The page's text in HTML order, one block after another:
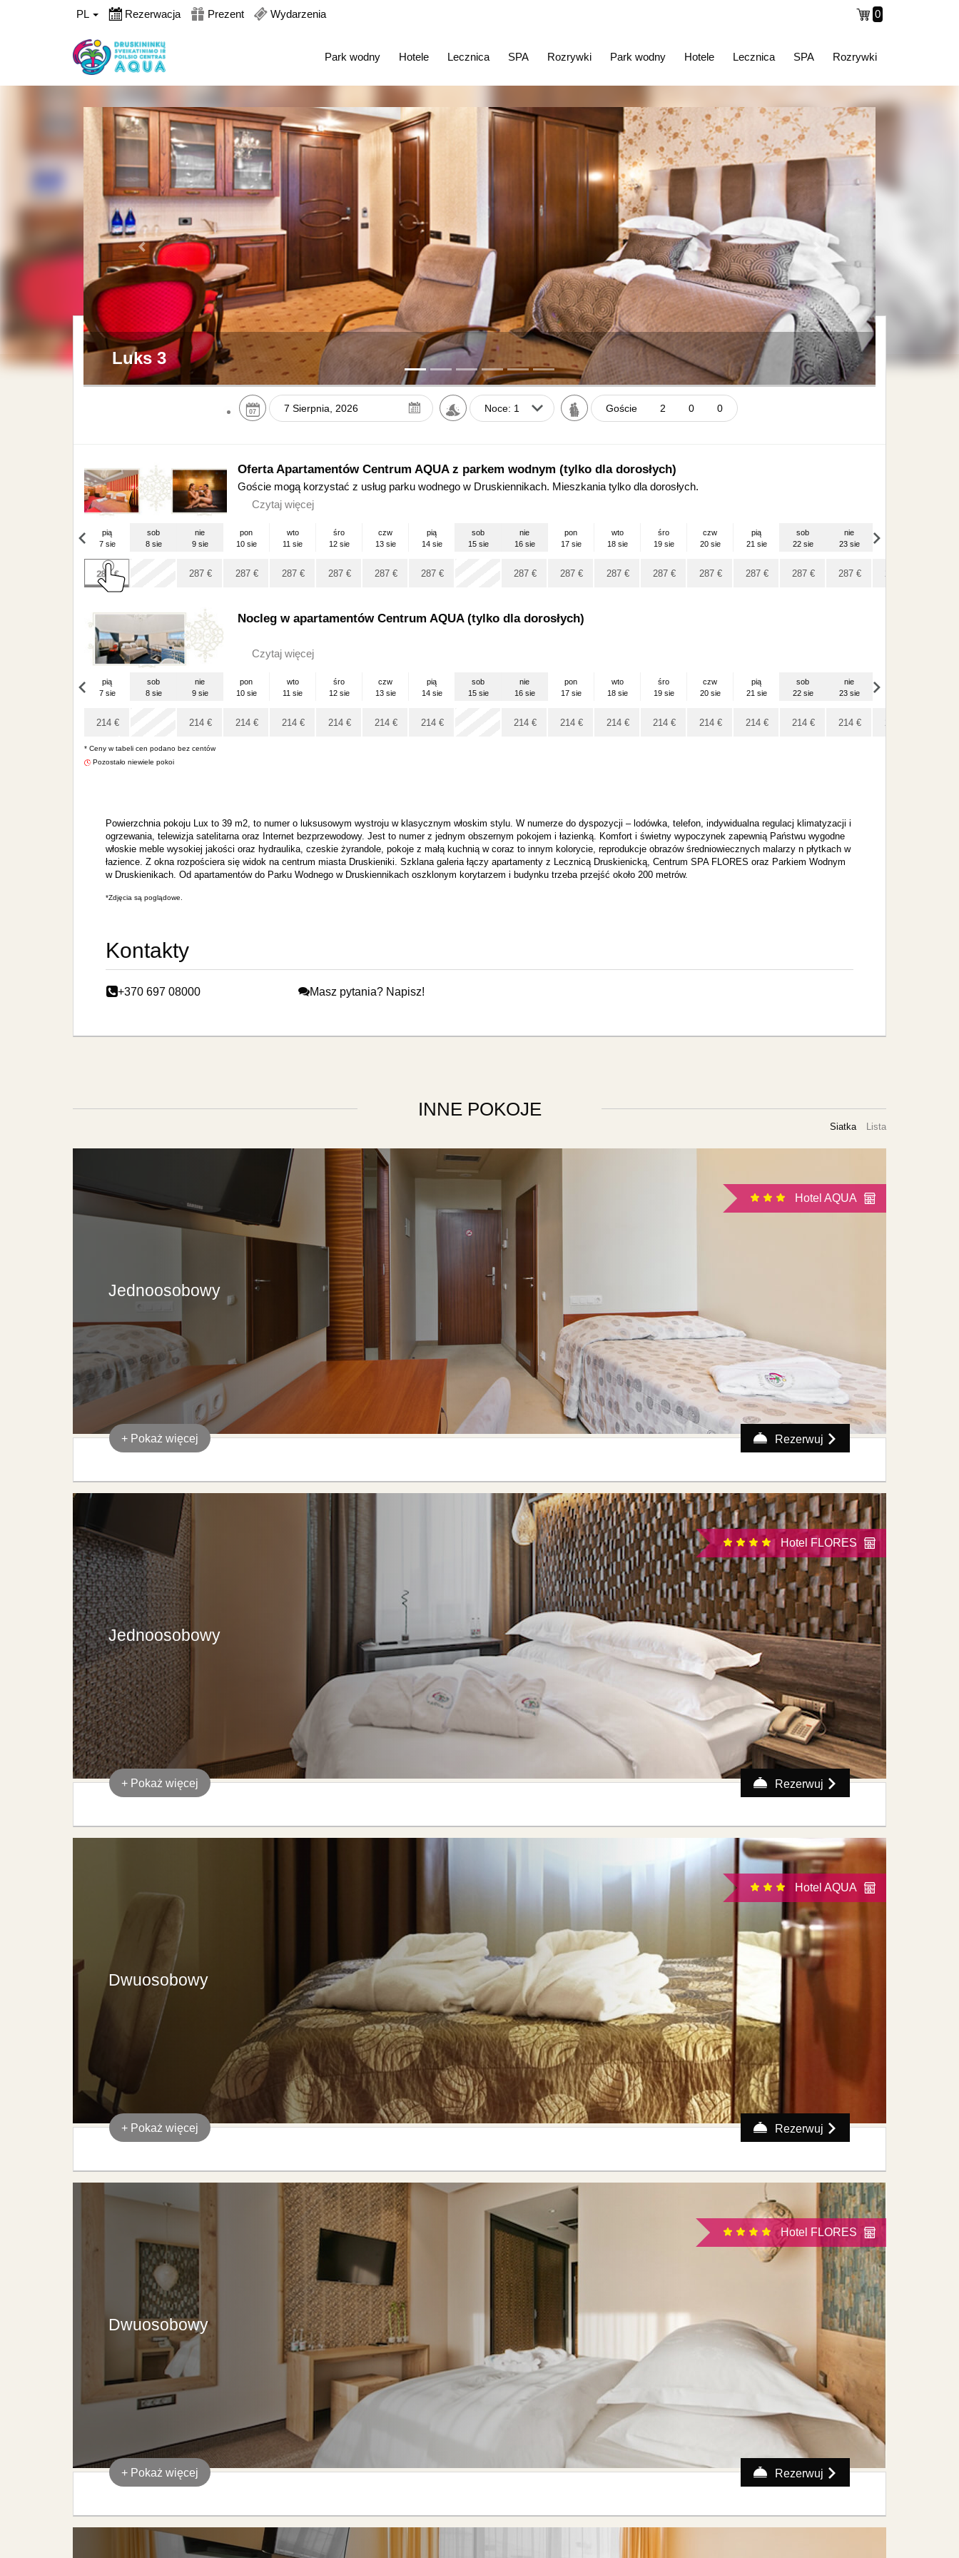
PL Rezerwacja Prezent Wydarzenia 0
Park wodny Hotele Lecznica SPA Rozrywki Park wodny Hotele Lecznica SPA Rozrywki
Poprzednia Następna
Luks 3
07
Sierpnia
27 28 29 30 31 1 2
3 4 5 6 7 8 9
10
17 20 21
Goście 2 0 0
Oferta Apartamentów Centrum AQUA z parkem wodnym (tylko dla dorosłych)
Goście mogą korzystać z usług parku wodnego w Druskiennikach. Mieszkania tylko dla dorosłych.
Czytaj więcej
pią
7 sie
sob
8 sie
nie
9 sie
pon
10 sie
wto
11 sie
śro
12 sie
czw
13 sie
pią
14 sie
sob
15 sie
nie
16 sie
pon
17 sie
wto
18 sie
śro
19 sie
czw
20 sie
pią
21 sie
sob
22 sie
nie
23 sie
pią
4 wrz
287€ 287€ 287€ 287€ 287€ 287€ 287€ 287€ 287€ 287€ 287€ 287€ 287€ 287€ 287€
Nocleg w apartamentów Centrum AQUA (tylko dla dorosłych)
Czytaj więcej
pią
7 sie
sob
8 sie
nie
9 sie
pon
10 sie
wto
11 sie
śro
12 sie
czw
13 sie
pią
14 sie
sob
15 sie
nie
16 sie
pon
17 sie
wto
18 sie
śro
19 sie
czw
20 sie
pią
21 sie
sob
22 sie
nie
23 sie
4 wrz
214€ 214€ 214€ 214€ 214€ 214€ 214€ 214€ 214€ 214€ 214€ 214€ 214€ 214€ 214€ 214
* Ceny w tabeli cen podano bez centów
Pozostało niewiele pokoi
Powierzchnia pokoju Lux to 39 m2, to numer o luksusowym wystroju w klasycznym włoskim stylu. W numerze do dyspozycji – lodówka, telefon, indywidualna regulacj klimatyzacji i
ogrzewania, telewizja satelitarna oraz Internet bezprzewodowy. Jest to numer z jednym obszernym pokojem i łazienką. Komfort i świetny wypoczynek zapewnią Państwu wygodne
włoskie meble wysokiej jakości oraz hydraulika, czeskie żyrandole, pokoje z małą kuchnią w coraz to innym kolorycie, reprodukcje obrazów średniowiecznych malarzy n płytkach w
łazience. Z okna rozpościera się widok na centrum miasta Druskieniki. Szklana galeria łączy apartamenty z Lecznicą Druskienicką, Centrum SPA FLORES oraz Parkiem Wodnym
w Druskienikach. Od apartamentów do Parku Wodnego w Druskiennikach oszklonym korytarzem i budynku trzeba przejść około 200 metrów.
*Zdjęcia są poglądowe.
Kontakty
+370 697 08000 Masz pytania? Napisz!
INNE POKOJE
Siatka Lista
Hotel AQUA
Jednoosobowy
+ Pokaż więcej Rezerwuj
Hotel FLORES
Jednoosobowy
+ Pokaż więcej Rezerwuj
Hotel AQUA
Dwuosobowy
+ Pokaż więcej Rezerwuj
Hotel FLORES
Dwuosobowy
+ Pokaż więcej Rezerwuj